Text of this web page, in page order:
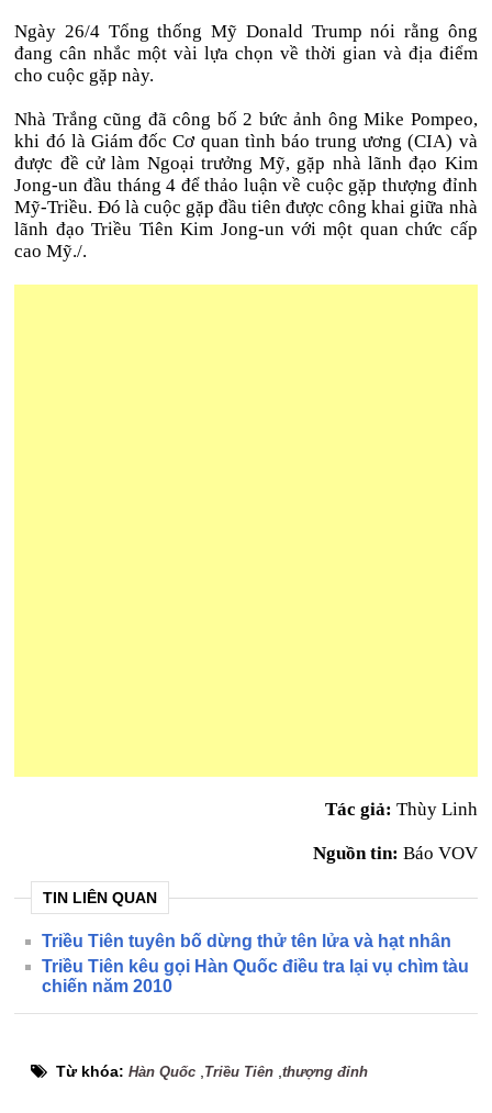
Ngày 26/4 Tổng thống Mỹ Donald Trump nói rằng ông
đang cân nhắc một vài lựa chọn về thời gian và địa điểm
cho cuộc gặp này.
Nhà Trắng cũng đã công bố 2 bức ảnh ông Mike Pompeo,
khi đó là Giám đốc Cơ quan tình báo trung ương (CIA) và
được đề cử làm Ngoại trưởng Mỹ, gặp nhà lãnh đạo Kim
Jong-un đầu tháng 4 để thảo luận về cuộc gặp thượng đỉnh
Mỹ-Triều. Đó là cuộc gặp đầu tiên được công khai giữa nhà
lãnh đạo Triều Tiên Kim Jong-un với một quan chức cấp
cao Mỹ./.
Tác giả: Thùy Linh
Nguồn tin: Báo VOV
TIN LIÊN QUAN
Triều Tiên tuyên bố dừng thử tên lửa và hạt nhân
Triều Tiên kêu gọi Hàn Quốc điều tra lại vụ chìm tàu
chiến năm 2010
Từ khóa:Hàn Quốc Triều Tiên ,thượng đỉnh